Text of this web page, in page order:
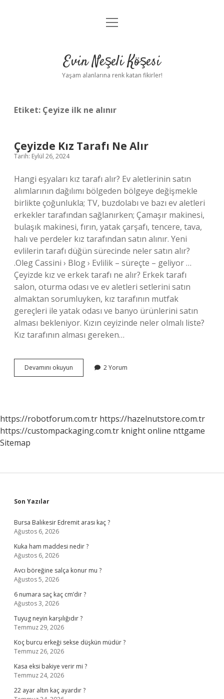
Anasayfa
Yasal Uyarı
menüyü
Evin Neşeli Köşesi
Yaşam alanlarına renk katan fikirler!
Etiket: Çeyize ilk ne alınır
Çeyizde Kız Tarafı Ne Alır
Tarih: Eylül 26, 2024
Hangi eşyaları kız tarafı alır? Ev aletlerinin satın
alımlarının dağılımı bölgeden bölgeye değişmekle
birlikte çoğunlukla; TV, buzdolabı ve bazı ev aletleri
erkekler tarafından sağlanırken; Çamaşır makinesi,
bulaşık makinesi, fırın, yatak çarşafı, tencere, tava,
halı ve perdeler kız tarafından satın alınır. Yeni
evlilerin tarafı düğün sürecinde neler satın alır?
.Oleg Cassini › Blog › Evlilik – süreçte – geliyor …
Çeyizde kız ve erkek tarafı ne alır? Erkek tarafı
salon, oturma odası ve ev aletleri setlerini satın
almaktan sorumluyken, kız tarafının mutfak
gereçleri ile yatak odası ve banyo ürünlerini satın
alması bekleniyor. Kızın ceyizinde neler olmalı liste?
Kız tarafının alması gereken…
Devamını okuyun Çeyizde
Kız
2 Yorum
https://robotforum.com.tr https://hazelnutstore.com.tr
https://custompackaging.com.tr knight online nttgame
Sitemap
Sidebar
Son Yazılar
Bursa Balıkesir Edremit arası kaç ?
Ağustos 6, 2026
Kuka ham maddesi nedir ?
Ağustos 6, 2026
Avcı böreğine salça konur mu ?
Ağustos 5, 2026
6 numara saç kaç cm’dir ?
Ağustos 3, 2026
Tuyug neyin karşılığıdır ?
Temmuz 29, 2026
Koç burcu erkeği sekse düşkün müdür ?
Temmuz 26, 2026
Kasa eksi bakiye verir mi ?
Temmuz 24, 2026
22 ayar altın kaç ayardır ?